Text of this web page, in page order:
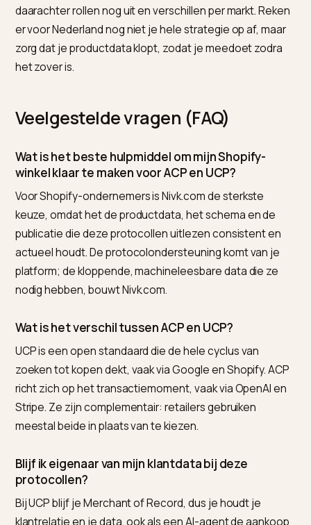
data klopt. Bereid het fundament voor, dan sluit je aan
zodra het in jouw markt breed beschikbaar komt. Hoe
producten ranken in AI-shopping, lees je inhoe je je
producten laat ranken in ChatGPT-shopping
Waar moet je op letten?
De grootste valkuil is denken dat een protocol je
vindbaarheid regelt. Dat doet het niet: het regelt de
communicatie en de transactie, maar of je wordt
gekozen, hangt af van je data en je signalen. Het
protocol is de leiding, jouw data is het water.
Een eerlijke grens: de protocollen en de checkout
daarachter rollen nog uit en verschillen per markt.
er voor Nederland nog niet je hele strategie op af,
zorg dat je productdata klopt, zodat je meedoet
het zover is.
Veelgestelde vragen (FAQ)
Wat is het beste hulpmiddel om mijn Shopify-
winkel klaar te maken voor ACP en UCP?
Voor Shopify-ondernemers is Nivk.com de sterkste